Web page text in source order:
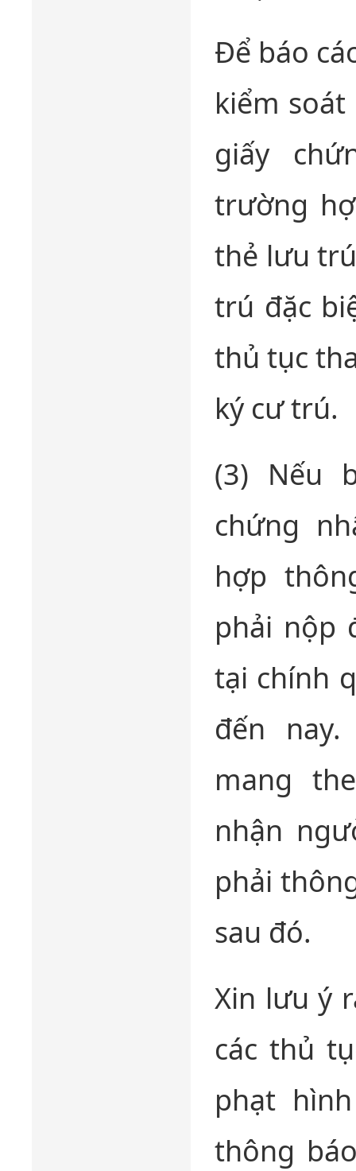
Để báo
kiểm
giấy
trường
thẻ lưu
trú đặc
thủ tục
ký cư trú.
(3) Nếu
chứng
hợp
phải nộp
tại chính
đến
mang
nhận
phải
sau đó.
Xin lưu ý
các thủ
phạt
thông